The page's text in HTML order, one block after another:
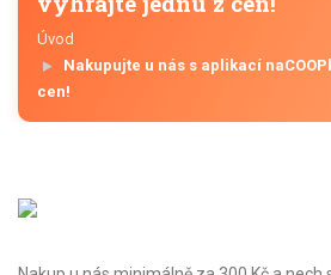
Úvod
Nakupujte u nás s aplikací
cen!